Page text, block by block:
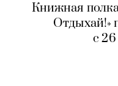
Книжная
Отдыхай!»
с